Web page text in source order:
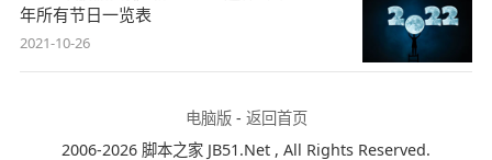
年所有节日一览表
2021-10-26
电脑版- 返回首页
2006-2026 脚本之家 JB51.Net , All Rights Reserved.